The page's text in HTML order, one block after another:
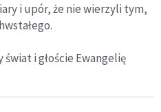
i upór, że nie wierzyli tym,
świat i głoście Ewangelię